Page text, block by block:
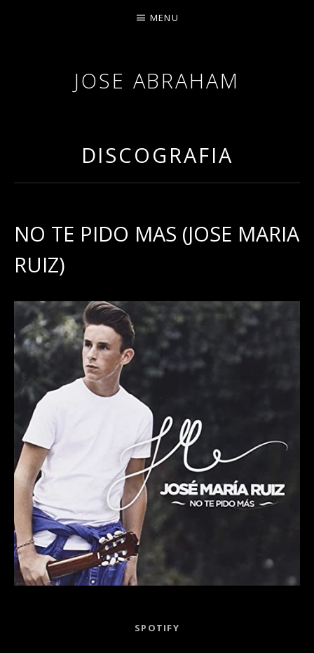
JOSE ABRAHAM
MENU
DISCOGRAFIA
NO TE PIDO MAS (JOSE MARIA
RUIZ)
RECORD DETAILS
SPOTIFY